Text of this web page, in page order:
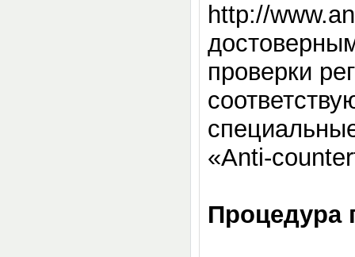
http://
проверки
«Anti-
Процедура